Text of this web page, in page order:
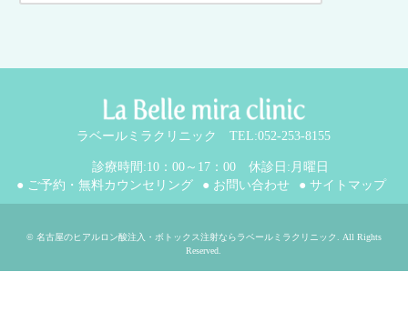
ラベールミラクリニック TEL:052-253-8155
診療時間:10：00～17：00 休診日:月曜日
● ご予約・無料カウンセリング
● お問い合わせ ● サイトマップ
© 名古屋のヒアルロン酸注入・ボトックス注射ならラベールミラクリニック
. All Rights
Reserved.